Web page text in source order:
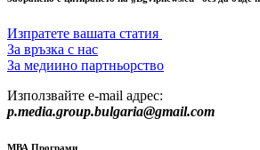
Изпратете вашата статия
За връзка с нас
За медиино партньорство
Използвайте e-mail адрес:
p.media.group.bulgaria@gmail.com
МВА Програми